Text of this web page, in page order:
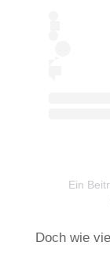
Ein
Doch wie